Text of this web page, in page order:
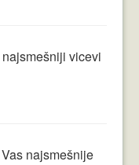
vicevi
najsmešnije